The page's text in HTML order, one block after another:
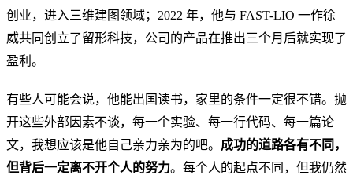
创业，进入三维建图领域；2022 年，他与 FAST-LIO 一作徐
威共同创立了留形科技，公司的产品在推出三个月后就实现了
盈利。
有些人可能会说，他能出国读书，家里的条件一定很不错。抛
开这些外部因素不谈，每一个实验、每一行代码、每一篇论
文，我想应该是他自己亲力亲为的吧。 成功的道路各有不同，
但背后一定离不开个人的努力。每个人的起点不同，但我仍然